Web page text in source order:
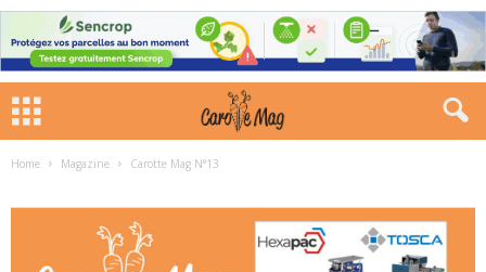
Home Magazine Carotte Mag N°13